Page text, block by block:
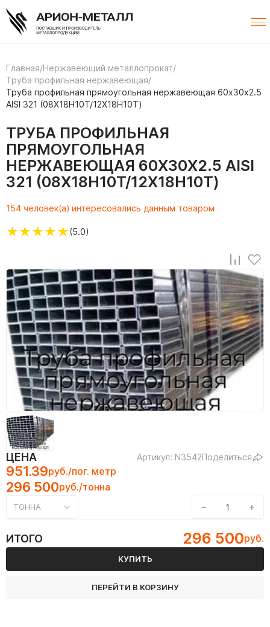
Главная/Нержавеющий металлопрокат/
Труба профильная нержавеющая/
Труба профильная прямоугольная нержавеющая 60х30х2.5
AISI 321 (08Х18Н10Т/12Х18Н10Т)
ТРУБА ПРОФИЛЬНАЯ
ПРЯМОУГОЛЬНАЯ
НЕРЖАВЕЮЩАЯ 60Х30Х2.5 AISI
321 (08Х18Н10Т/12Х18Н10Т)
154 человек(а) интересовались данным товаром
★★★★★(5.0)
ЦЕНА Артикул: N3542Поделиться
951.39руб./пог. метр
296 500руб./тонна
ТОННА − +
ИТОГО 296 500руб.
КУПИТЬ
ПЕРЕЙТИ В КОРЗИНУ